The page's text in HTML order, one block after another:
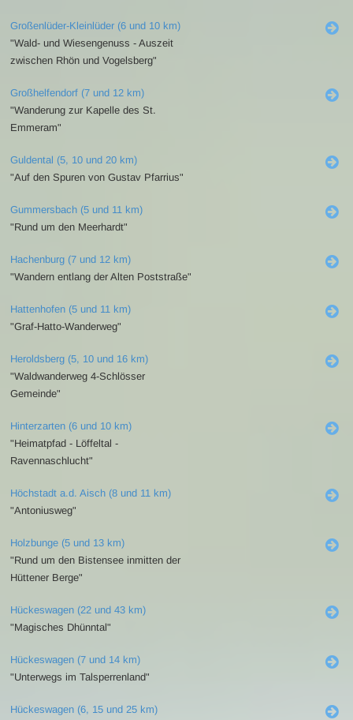
Großenlüder-Kleinlüder (6 und 10 km)
"Wald- und Wiesengenuss - Auszeit
zwischen Rhön und Vogelsberg"
Großhelfendorf (7 und 12 km)
"Wanderung zur Kapelle des St.
Emmeram"
Guldental (5, 10 und 20 km)
"Auf den Spuren von Gustav Pfarrius"
Gummersbach (5 und 11 km)
"Rund um den Meerhardt"
Hachenburg (7 und 12 km)
"Wandern entlang der Alten Poststraße"
Hattenhofen (5 und 11 km)
"Graf-Hatto-Wanderweg"
Heroldsberg (5, 10 und 16 km)
"Waldwanderweg 4-Schlösser
Gemeinde"
Hinterzarten (6 und 10 km)
"Heimatpfad - Löffeltal -
Ravennaschlucht"
Höchstadt a.d. Aisch (8 und 11 km)
"Antoniusweg"
Holzbunge (5 und 13 km)
"Rund um den Bistensee inmitten der
Hüttener Berge"
Hückeswagen (22 und 43 km)
"Magisches Dhünntal"
Hückeswagen (7 und 14 km)
"Unterwegs im Talsperrenland"
Hückeswagen (6, 15 und 25 km)